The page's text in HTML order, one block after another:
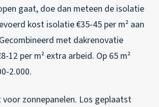
gaat, doe dan meteen de isolatie
kost isolatie €35-45 per m² aan
met dakrenovatie
12 per m² extra arbeid. Op 65 m²
2.000.
zonnepanelen. Los geplaatst